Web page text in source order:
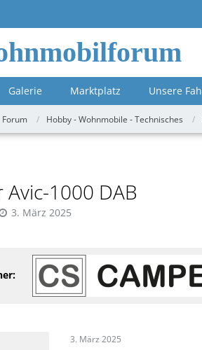
Galerie Marktplatz Unsere
Forum Hobby - Wohnmobile - Technisches
Avic-1000 DAB
3. März 2025
3. März 2025